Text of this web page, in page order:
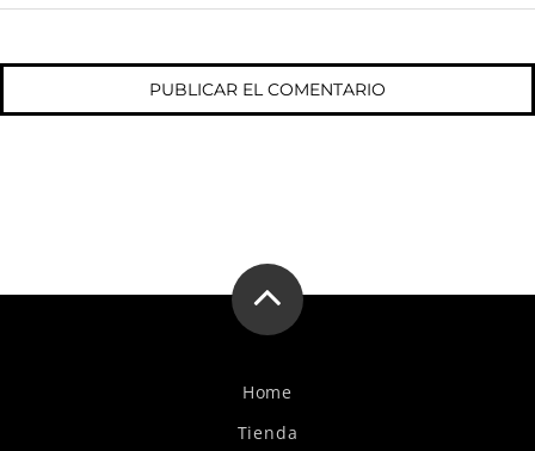
Home
Tienda